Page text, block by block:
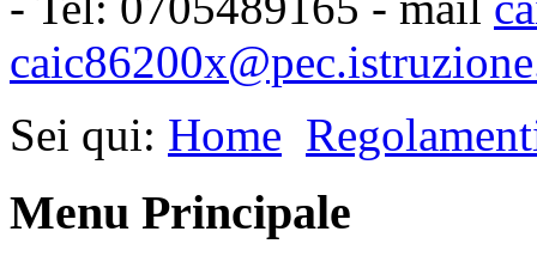
Sei qui: Home
Menu Principale